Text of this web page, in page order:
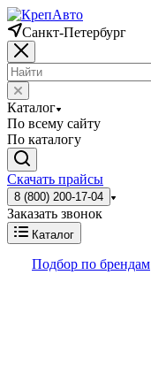
Санкт-Петербург
Каталог
По всему сайту
По каталогу
Скачать прайсы
8 (800) 200-17-04
Заказать звонок
Каталог
Подбор по брендам